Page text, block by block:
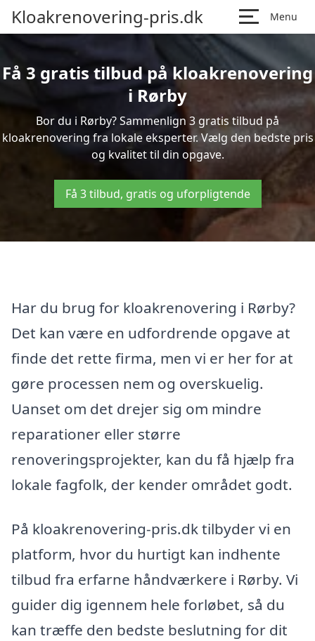
Kloakrenovering-pris.dk Menu
Få 3 gratis tilbud på kloakrenovering
i Rørby
Bor du i Rørby? Sammenlign 3 gratis tilbud på
kloakrenovering fra lokale eksperter. Vælg den bedste pris
og kvalitet til din opgave.
Få 3 tilbud, gratis og uforpligtende
Har du brug for kloakrenovering i Rørby?
Det kan være en udfordrende opgave at
finde det rette firma, men vi er her for at
gøre processen nem og overskuelig.
Uanset om det drejer sig om mindre
reparationer eller større
renoveringsprojekter, kan du få hjælp fra
lokale fagfolk, der kender området godt.
På kloakrenovering-pris.dk tilbyder vi en
platform, hvor du hurtigt kan indhente
tilbud fra erfarne håndværkere i Rørby. Vi
guider dig igennem hele forløbet, så du
kan træffe den bedste beslutning for dit